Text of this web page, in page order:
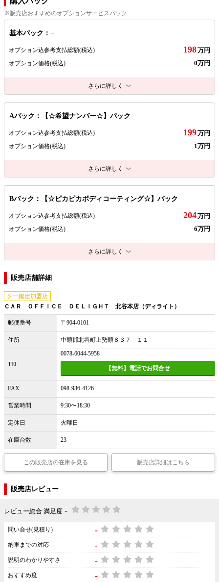
※販売店おすすめのオプションサービスパック
基本パック：−
オプション込参考支払総額(税込) 198万円
オプション価格(税込) 0万円
さらに詳しく
Aパック：【☆希望ナンバー☆】パック
オプション込参考支払総額(税込) 199万円
オプション価格(税込) 1万円
さらに詳しく
Bパック：【☆ピカピカボディコーティング☆】パック
オプション込参考支払総額(税込) 204万円
オプション価格(税込) 6万円
さらに詳しく
販売店舗詳細
グー鑑定加盟店
ＣＡＲ ＯＦＦＩＣＥ ＤＥＬＩＧＨＴ 北谷本店（ディライト）
郵便番号 〒904-0101
住所 中頭郡北谷町上勢頭８３７－１１
TEL
0078-6044-5958
【無料】電話でお問合せ
FAX 098-936-4126
営業時間 9:30〜18:30
定休日 火曜日
在庫台数 23
この販売店の在庫を見る 販売店詳細はこちら
販売店レビュー
レビュー総合 満足度 -
問い合せ(見積り) -
納車までの対応 -
説明のわかりやすさ -
おすすめ度 -